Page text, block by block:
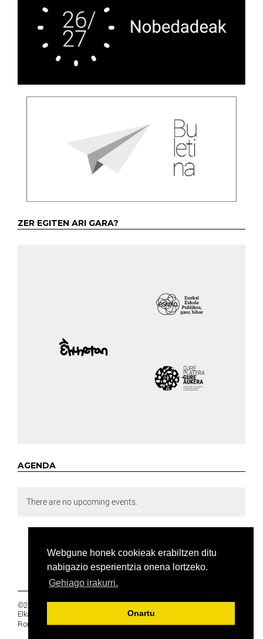
Webgune honek cookieak erabiltzen ditu
nabigazio esperientzia onena lortzeko.
Gehiago irakurri.
Onartu
ZER EGITEN ARI GARA?
AGENDA
There are no upcoming events.
©2019 Euskal Herriko Ikasleen Gurasoen
Elkartea -
Ronda 27, 1 Ezk, 48005 Bilbao, Bizkaia